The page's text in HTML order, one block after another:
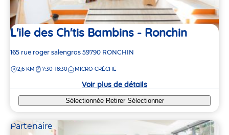
L'ile des Ch'tis Bambins - Ronchin
Adresse
la
165 rue roger salengros 59790 RONCHIN
DISTANCE
2,6 KM 7:30-18:30 MICRO-CRÈCHE
Voir plus de détails
Sélectionnée Retirer Sélectionner
Partenaire
6
5
2
6
5
2